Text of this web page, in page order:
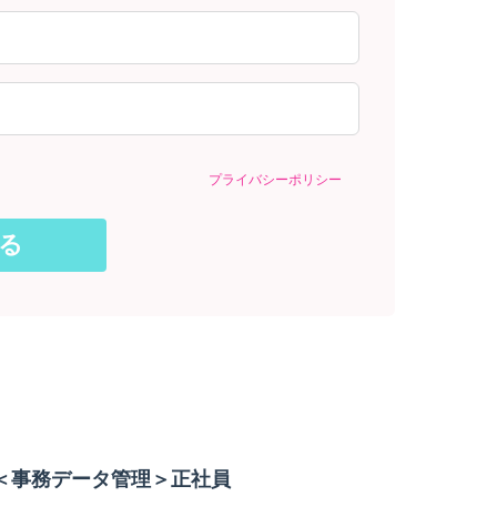
プライバシーポリシー
事務データ管理＞正社員